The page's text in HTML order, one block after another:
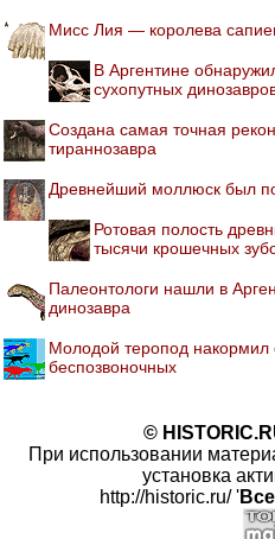
Мисс Лия — королева
В Аргентине
сухопутных
Создана самая точная
тираннозавра
Древнейший моллюск был
Ротовая полость
тысячи крошечных
Палеонтологи нашли в
динозавра
Молодой теропод накормил
беспозвоночных
©
При использовании
установка
http://historic.ru/ '